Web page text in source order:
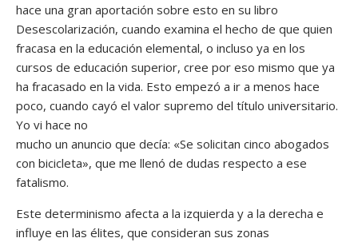
hace una gran aportación sobre esto en su libro
Desescolarización, cuando examina el hecho de que quien
fracasa en la educación elemental, o incluso ya en los
cursos de educación superior, cree por eso mismo que ya
ha fracasado en la vida. Esto empezó a ir a menos hace
poco, cuando cayó el valor supremo del título universitario.
Yo vi hace no
mucho un anuncio que decía: «Se solicitan cinco abogados
con bicicleta», que me llenó de dudas respecto a ese
fatalismo.
Este determinismo afecta a la izquierda y a la derecha e
influye en las élites, que consideran sus zonas